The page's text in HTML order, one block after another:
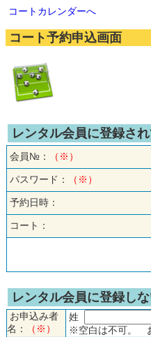
コートカレンダーへ
コート予約申込画面
レンタル会員に登録さ
会員№：
（※）
パスワード： （※）
予約日時：
コート：
レンタル会員に登録し
お申込み者
名：
（※）
姓
※空白は不可。